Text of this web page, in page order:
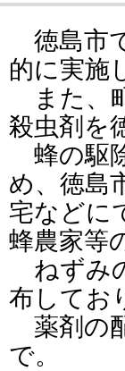
徳島市
的に実施
また、
殺虫剤を
蜂の駆
め、徳島
宅などに
蜂農家等
ねずみ
布してお
薬剤の
で。